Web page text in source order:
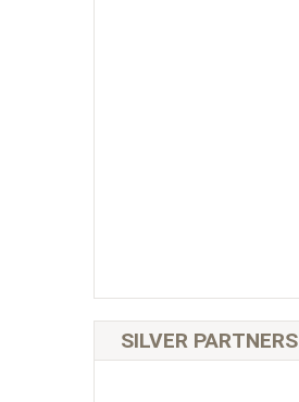
SILVER PARTNERS